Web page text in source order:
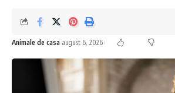
Animale de casa august 6, 2026